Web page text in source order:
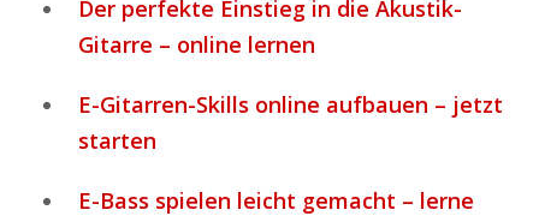
Der perfekte Einstieg in die Akustik-
Gitarre – online lernen
E-Gitarren-Skills online aufbauen – jetzt
starten
E-Bass spielen leicht gemacht – lerne